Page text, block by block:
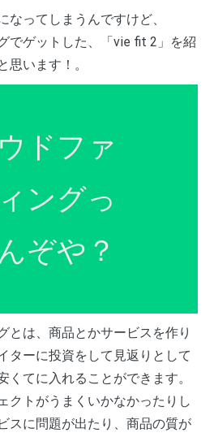
なってしまうんですけど、
でゲットした、「vie fit 2」を紹
思います！。
ドファ
ングっ
ぞや？
とは、商品とかサービスを作り
ターに投資をして見返りとして
くてに入れることができます。
クトがうまくいかなかったりし
スに問題が出たり、商品の質が